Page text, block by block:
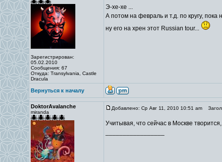
Зарегистрирован:
05.02.2010
Сообщения: 67
Откуда: Transylvania, Castle
Dracula
Э-хе-хе ...
А потом на февраль и т.д. по кругу, пока
ну его на хрен этот Russian tour...
Вернуться к началу
DoktorAvalanche
miranda
Добавлено: Ср Авг 11, 2010 10:51 am
Учитывая, что сейчас в Москве